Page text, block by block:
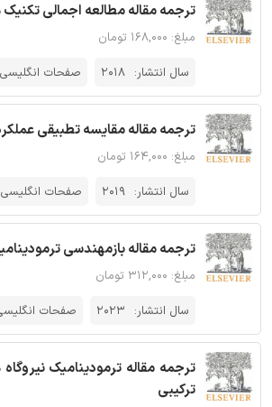
ترجمه مقاله مطالعه اجمالی
مبلغ: ۱۶۸,۰۰۰ تومان
سال انتشار: 2018 صفحات
ترجمه مقاله مقایسه تطبیقی
مبلغ: ۱۶۴,۰۰۰ تومان
سال انتشار: 2019 صفحات
ترجمه مقاله بازمهندسی
مبلغ: ۳۱۲,۰۰۰ تومان
سال انتشار: 2023 صفحات
ترکیبی